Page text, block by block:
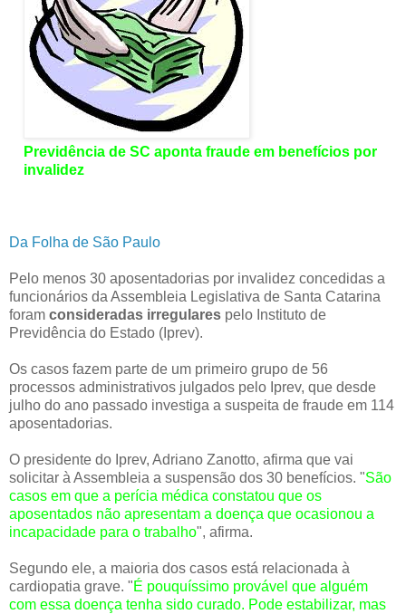
Previdência de SC aponta fraude em benefícios por
invalidez
Da Folha de São Paulo
Pelo menos 30 aposentadorias por invalidez concedidas a
funcionários da Assembleia Legislativa de Santa Catarina
foram consideradas irregulares pelo Instituto de
Previdência do Estado (Iprev).
Os casos fazem parte de um primeiro grupo de 56
processos administrativos julgados pelo Iprev, que desde
julho do ano passado investiga a suspeita de fraude em 114
aposentadorias.
O presidente do Iprev, Adriano Zanotto, afirma que vai
solicitar à Assembleia a suspensão dos 30 benefícios. "São
casos em que a perícia médica constatou que os
aposentados não apresentam a doença que ocasionou a
incapacidade para o trabalho", afirma.
Segundo ele, a maioria dos casos está relacionada à
cardiopatia grave. "É pouquíssimo provável que alguém
com essa doença tenha sido curado. Pode estabilizar, mas